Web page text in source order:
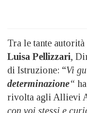
Tra le tante autorità
Luisa Pellizzari,
di Istruzione: “Vi
determinazione“
rivolta agli Allievi
con voi stessi e